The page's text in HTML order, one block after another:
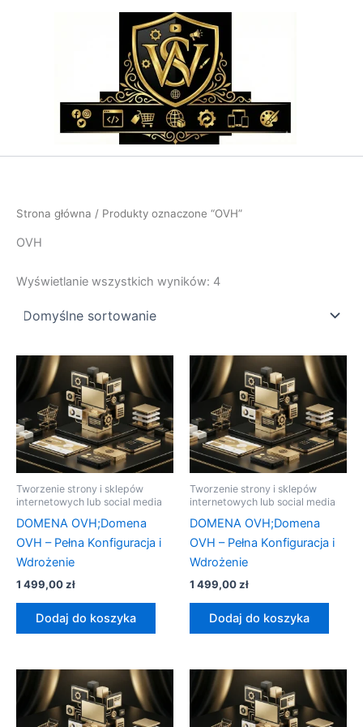
Strona główna / Produkty oznaczone “OVH”
OVH
Wyświetlanie wszystkich wyników: 4
Tworzenie strony i sklepów
internetowych lub social media
DOMENA OVH;Domena
OVH – Pełna Konfiguracja i
Wdrożenie
1 499,00zł
Dodaj do koszyka
Tworzenie strony i sklepów
internetowych lub social media
DOMENA OVH;Domena
OVH – Pełna Konfiguracja i
Wdrożenie
1 499,00zł
Dodaj do koszyka